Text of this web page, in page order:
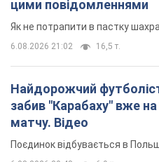
Поєдинок відбувається в Польщі
6.08.2026 20:48 6,9 т.